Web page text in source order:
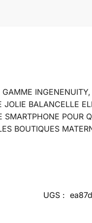
INGENENUITY,
JOLIE BALANCELLE
SMARTPHONE POUR
BOUTIQUES
UGS :